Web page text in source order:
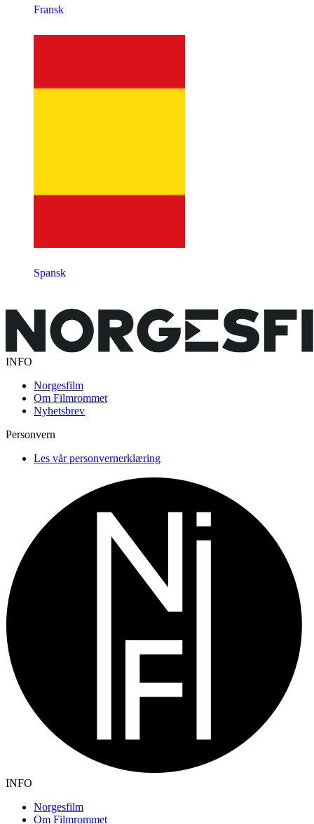
Fransk
Spansk
INFO
Norgesfilm
Om Filmrommet
Nyhetsbrev
Personvern
Les vår personvernerklæring
INFO
Norgesfilm
Om Filmrommet